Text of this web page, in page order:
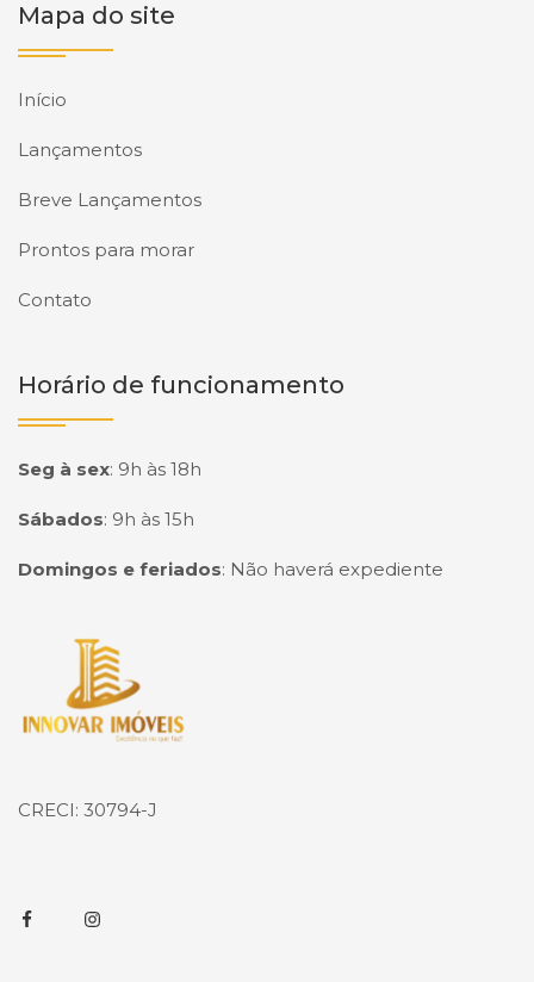
Mapa do site
Início
Lançamentos
Breve Lançamentos
Prontos para morar
Contato
Horário de funcionamento
Seg à sex: 9h às 18h
Sábados: 9h às 15h
Domingos e feriados: Não haverá expediente
Página inicial
CRECI: 30794-J
FacebookInstagram